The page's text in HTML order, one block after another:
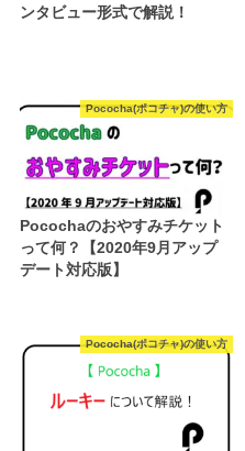
ンタビュー形式で解説！
Pococha(ポコチャ)の使い方
Pocochaのおやすみチケット
って何？【2020年9月アップ
デート対応版】
Pococha(ポコチャ)の使い方